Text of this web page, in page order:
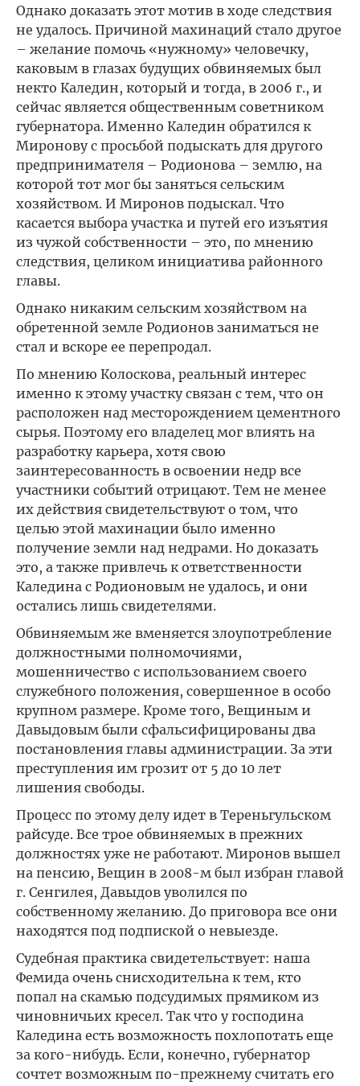
Однако доказать этот мотив в ходе следствия
не удалось. Причиной махинаций стало другое
– желание помочь «нужному» человечку,
каковым в глазах будущих обвиняемых был
некто Каледин, который и тогда, в 2006 г., и
сейчас является общественным советником
губернатора. Именно Каледин обратился к
Миронову с просьбой подыскать для другого
предпринимателя – Родионова – землю, на
которой тот мог бы заняться сельским
хозяйством. И Миронов подыскал. Что
касается выбора участка и путей его изъятия
из чужой собственности – это, по мнению
следствия, целиком инициатива районного
главы.
Однако никаким сельским хозяйством на
обретенной земле Родионов заниматься не
стал и вскоре ее перепродал.
По мнению Колоскова, реальный интерес
именно к этому участку связан с тем, что он
расположен над месторождением цементного
сырья. Поэтому его владелец мог влиять на
разработку карьера, хотя свою
заинтересованность в освоении недр все
участники событий отрицают. Тем не менее
их действия свидетельствуют о том, что
целью этой махинации было именно
получение земли над недрами. Но доказать
это, а также привлечь к ответственности
Каледина с Родионовым не удалось, и они
остались лишь свидетелями.
Обвиняемым же вменяется злоупотребление
должностными полномочиями,
мошенничество с использованием своего
служебного положения, совершенное в особо
крупном размере. Кроме того, Вещиным и
Давыдовым были сфальсифицированы два
постановления главы администрации. За эти
преступления им грозит от 5 до 10 лет
лишения свободы.
Процесс по этому делу идет в Тереньгульском
райсуде. Все трое обвиняемых в прежних
должностях уже не работают. Миронов вышел
на пенсию, Вещин в 2008-м был избран главой
г. Сенгилея, Давыдов уволился по
собственному желанию. До приговора все они
находятся под подпиской о невыезде.
Судебная практика свидетельствует: наша
Фемида очень снисходительна к тем, кто
попал на скамью подсудимых прямиком из
чиновничьих кресел. Так что у господина
Каледина есть возможность похлопотать еще
за кого-нибудь. Если, конечно, губернатор
сочтет возможным по-прежнему считать его